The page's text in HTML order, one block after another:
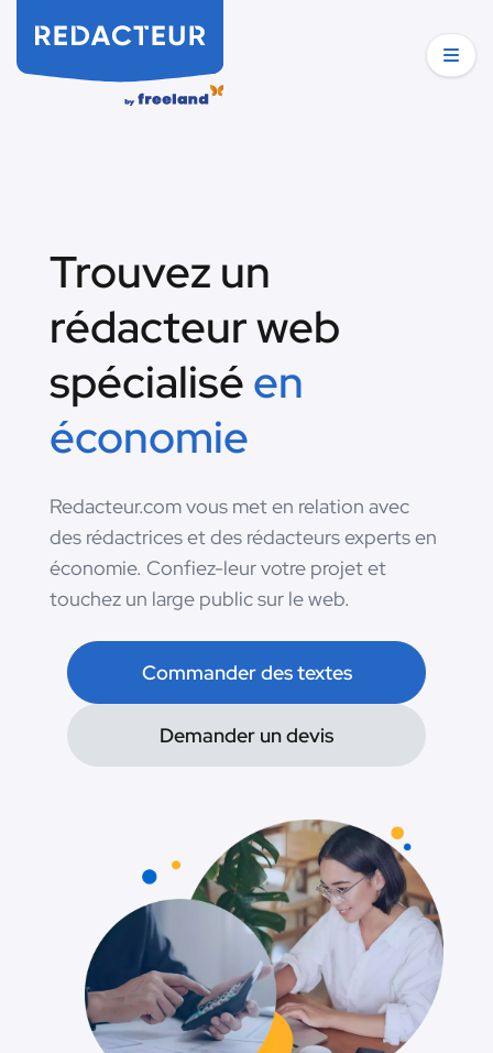
Trouvez un
rédacteur web
spécialiséen
économie
Redacteur.com vous met en relation avec
des rédactrices et des rédacteurs experts en
économie. Confiez-leur votre projet et
touchez un large public sur le web.
Commander des textes
Demander un devis